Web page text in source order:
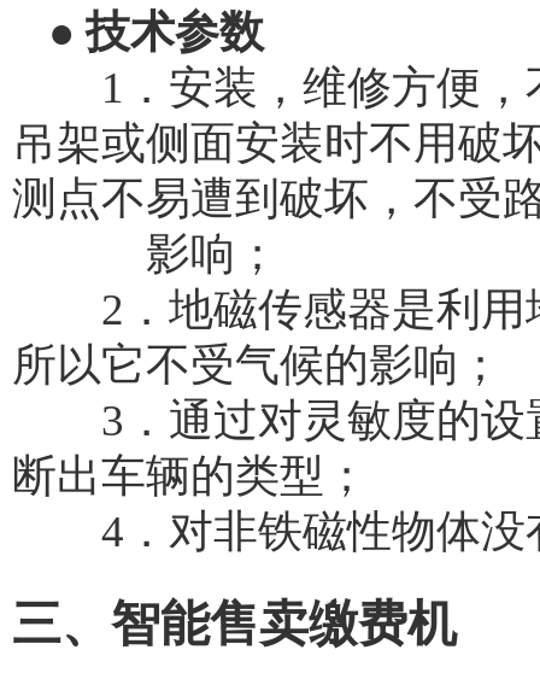
● 技术参数
1．安装，维修方便，
吊架或侧面安装时不用破
测点不易遭到破坏，不受
影响；
2．地磁传感器是利用
所以它不受气候的影响；
3．通过对灵敏度的设
断出车辆的类型；
4．对非铁磁性物体没
三、智能售卖缴费机